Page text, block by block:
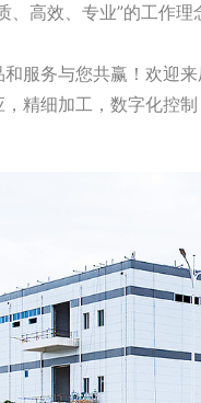
、高效、专业”的工作理
服务与您共赢！欢迎来
精细加工，数字化控